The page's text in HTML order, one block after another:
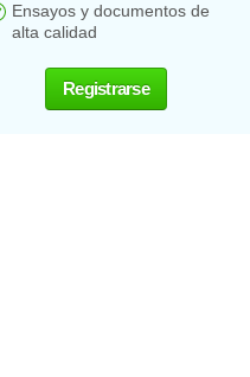
Ensayos y documentos de
alta calidad
Registrarse